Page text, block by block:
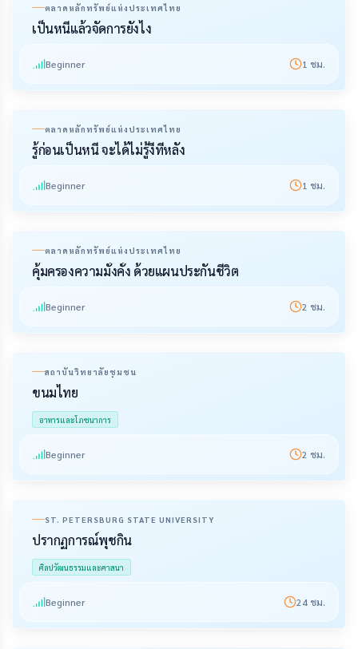
ตลาดหลักทรัพย์แห่งประเทศไทย
เป็นหนี้แล้วจัดการยังไง
Beginner 1 ชม.
ตลาดหลักทรัพย์แห่งประเทศไทย
รู้ก่อนเป็นหนี้ จะได้ไม่รู้งี้ทีหลัง
Beginner 1 ชม.
ตลาดหลักทรัพย์แห่งประเทศไทย
คุ้มครองความมั่งคั่ง ด้วยแผนประกันชีวิต
Beginner 2 ชม.
สถาบันวิทยาลัยชุมชน
ขนมไทย
อาหารและโภชนาการ
Beginner 2 ชม.
ST. PETERSBURG STATE UNIVERSITY
ปรากฏการณ์พุชกิน
ศิลปวัฒนธรรมและศาสนา
Beginner 24 ชม.